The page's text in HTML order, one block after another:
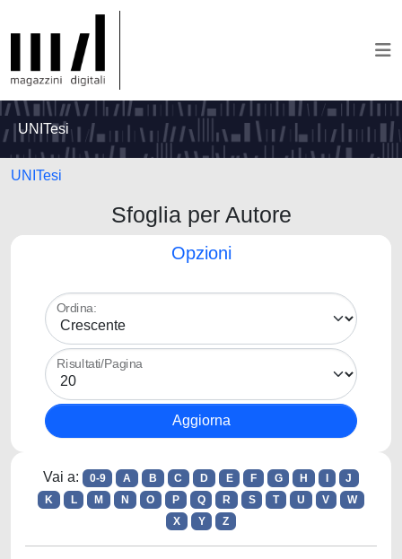
UNITesi
UNITesi
Sfoglia per Autore
Opzioni
Ordina:
Risultati/Pagina
Vai a: 0-9 A B C D E F G H
J
K
L M N O P Q R S T U V
W
X
Y Z